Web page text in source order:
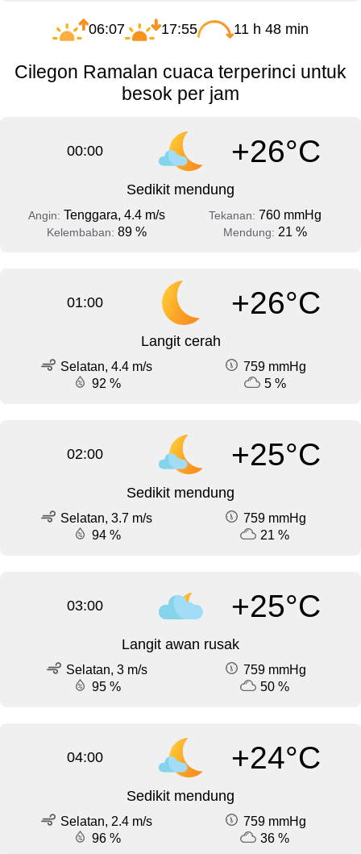
06:07 17:55 11 h 48 min
Cilegon Ramalan cuaca terperinci untuk
besok per jam
00:00 +26°C
Sedikit mendung
Angin: Tenggara, 4.4 m/s Tekanan: 760 mmHg
Kelembaban: 89 % Mendung: 21 %
01:00 +26°C
Langit cerah
Selatan, 4.4 m/s
759 mmHg
92 %
5 %
02:00 +25°C
Sedikit mendung
Selatan, 3.7 m/s
759 mmHg
94 %
21 %
03:00 +25°C
Langit awan rusak
Selatan, 3 m/s
759 mmHg
95 %
50 %
04:00 +24°C
Sedikit mendung
Selatan, 2.4 m/s
759 mmHg
96 %
36 %